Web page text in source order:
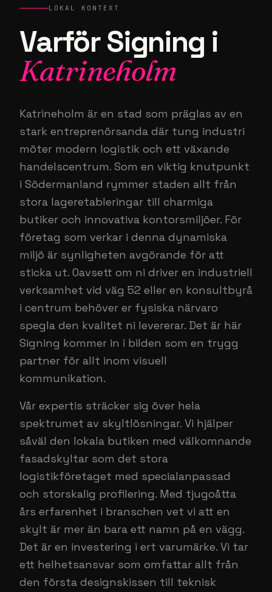
LOKAL KONTEXT
Varför Signing i
Katrineholm
Katrineholm är en stad som präglas av en
stark entreprenörsanda där tung industri
möter modern logistik och ett växande
handelscentrum. Som en viktig knutpunkt
i Södermanland rymmer staden allt från
stora lageretableringar till charmiga
butiker och innovativa kontorsmiljöer. För
företag som verkar i denna dynamiska
miljö är synligheten avgörande för att
sticka ut. Oavsett om ni driver en industriell
verksamhet vid väg 52 eller en konsultbyrå
i centrum behöver er fysiska närvaro
spegla den kvalitet ni levererar. Det är här
Signing kommer in i bilden som en trygg
partner för allt inom visuell
kommunikation.
Vår expertis sträcker sig över hela
spektrumet av skyltlösningar. Vi hjälper
såväl den lokala butiken med välkomnande
fasadskyltar som det stora
logistikföretaget med specialanpassad
och storskalig profilering. Med tjugoåtta
års erfarenhet i branschen vet vi att en
skylt är mer än bara ett namn på en vägg.
Det är en investering i ert varumärke. Vi tar
ett helhetsansvar som omfattar allt från
den första designskissen till teknisk